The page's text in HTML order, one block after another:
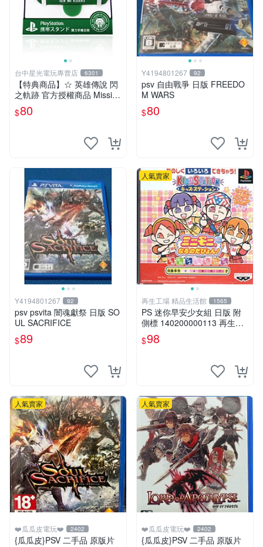
台中星光電玩專賣店 6301
【特典商品】☆ 英雄傳說 閃
之軌跡 官方授權商品 Missi限
定 彈力手機支架 ☆全新品
【特價優惠】台中星光電玩
$80
Y4194801267 92
psv 自由戰爭 日版 FREEDO
M WARS
$80
Y4194801267 92
psv psvita 闇魂獻祭 日版 SO
UL SACRIFICE
$89
人氣賣家
再生工場 精品生活館 1565
PS 迷你早安少女組 日版 附
側標 140200000113 再生工
場YR2012 02
$98
人氣賣家
❤️瓜瓜皮電玩❤️ 2402
{瓜瓜皮}PSV 二手品 原版片
人氣賣家
❤️瓜瓜皮電玩❤️ 2402
{瓜瓜皮}PSV 二手品 原版片